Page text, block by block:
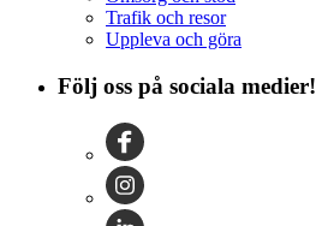
Trafik och resor
Uppleva och göra
Följ oss på sociala medier!